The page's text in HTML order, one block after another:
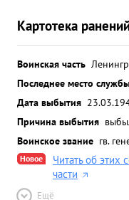
Картотека
Воинская часть
Последнее место службы
Дата выбытия
Причина выбытия
Воинское звание гв.
Новое
Читать об этих
части
Ещё